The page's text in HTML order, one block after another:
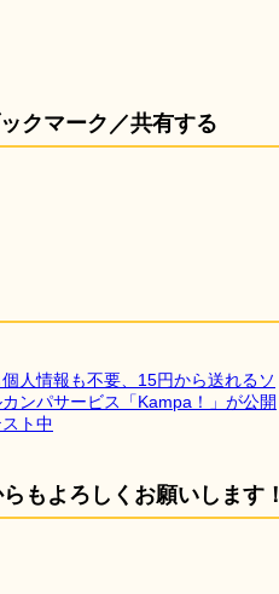
クマーク／共有する
人情報も不要、15円から送れるソ
ンパサービス「Kampa！」が公開
ト中
もよろしくお願いします！